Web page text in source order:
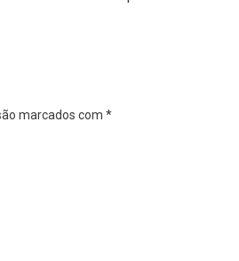
marcados com *